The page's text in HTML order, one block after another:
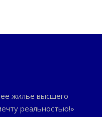
жилье высшего
реальностью!»